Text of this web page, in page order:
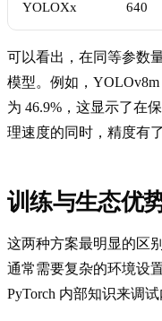
YOLOXx 640
可以看出，在同等参数
模型。例如，
为 46.9%，这显示了在
理速度的同时，精度有
训练与生态优
这两种方案最明显的区
通常需要复杂的环境设
PyTorch 内部知识来调